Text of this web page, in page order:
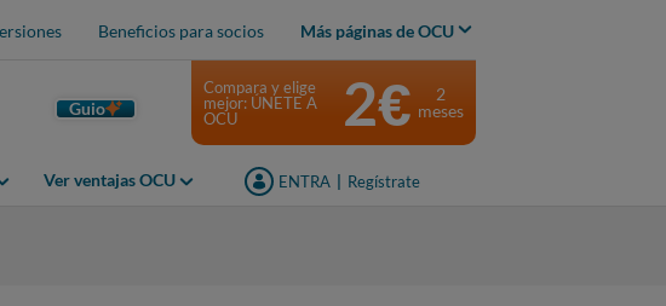
Beneficios para socios Más páginas de OCU
Guio
Ver ventajas OCU ENTRA Regístrate
Compara y elige
mejor: ÚNETE A
OCU
2€
2
meses